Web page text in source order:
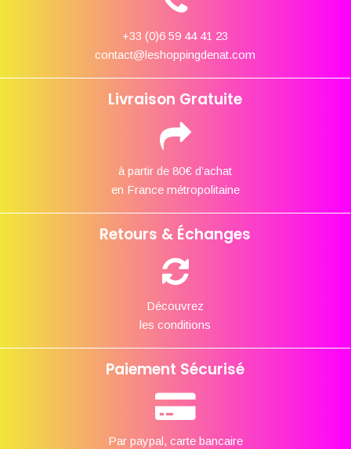
+33 (0)6 59 44 41 23
contact@leshoppingdenat.com
Livraison Gratuite
à partir de 80€ d’achat
en France métropolitaine
Retours & Échanges
Découvrez
les conditions
Paiement Sécurisé
Par paypal, carte bancaire